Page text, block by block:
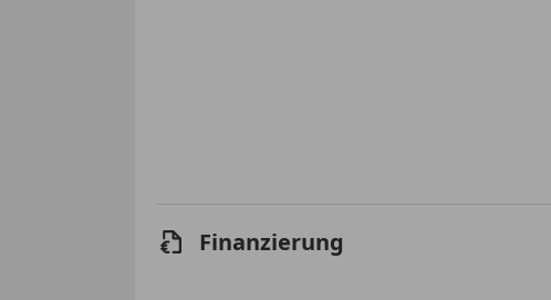
Finanzierung